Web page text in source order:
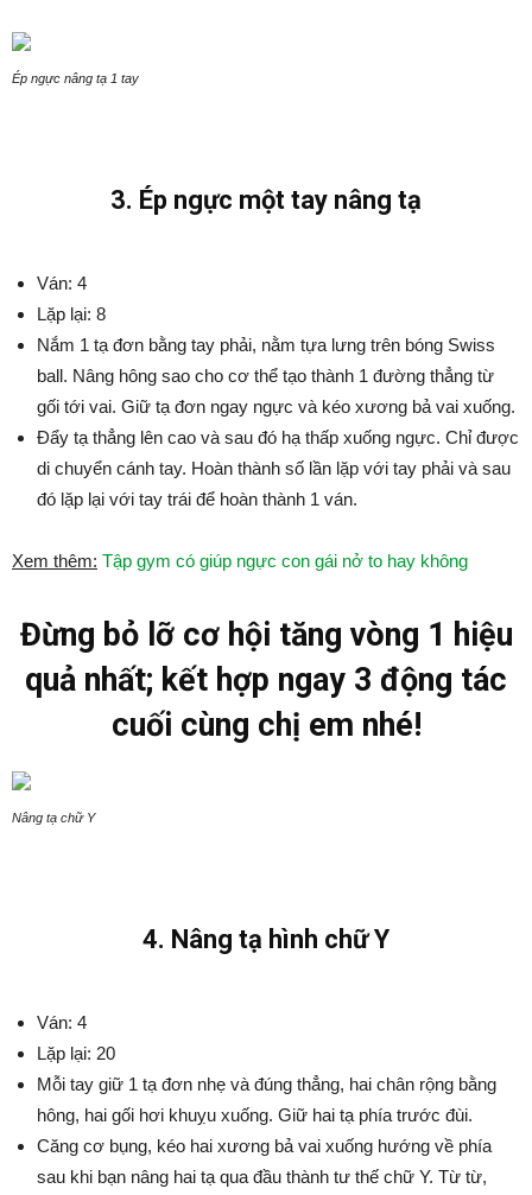
Ép ngực nâng tạ 1 tay
3. Ép ngực một tay nâng tạ
Ván: 4
Lặp lại: 8
Nắm 1 tạ đơn bằng tay phải, nằm tựa lưng trên bóng Swiss
ball. Nâng hông sao cho cơ thể tạo thành 1 đường thẳng từ
gối tới vai. Giữ tạ đơn ngay ngực và kéo xương bả vai xuống.
Đẩy tạ thẳng lên cao và sau đó hạ thấp xuống ngực. Chỉ được
di chuyển cánh tay. Hoàn thành số lần lặp với tay phải và sau
đó lặp lại với tay trái để hoàn thành 1 ván.
Xem thêm: Tập gym có giúp ngực con gái nở to hay không
Đừng bỏ lỡ cơ hội tăng vòng 1 hiệu
quả nhất; kết hợp ngay 3 động tác
cuối cùng chị em nhé!
Nâng tạ chữ Y
4. Nâng tạ hình chữ Y
Ván: 4
Lặp lại: 20
Mỗi tay giữ 1 tạ đơn nhẹ và đúng thẳng, hai chân rộng bằng
hông, hai gối hơi khuỵu xuống. Giữ hai tạ phía trước đùi.
Căng cơ bụng, kéo hai xương bả vai xuống hướng về phía
sau khi bạn nâng hai tạ qua đầu thành tư thế chữ Y. Từ từ,